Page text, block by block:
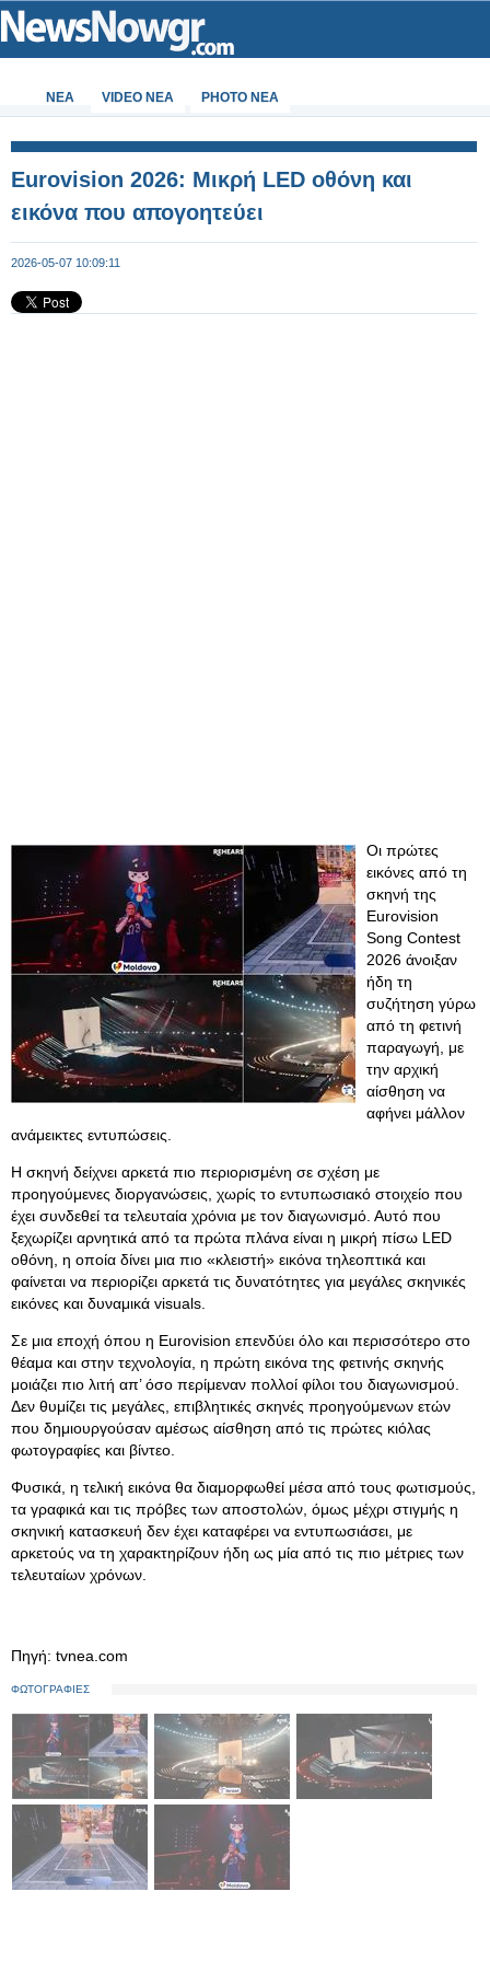
ΝΕΑ VIDEO NEA PHOTO NEA
Eurovision 2026: Μικρή LED οθόνη και
εικόνα που απογοητεύει
2026-05-07 10:09:11
Οι πρώτες
εικόνες από τη
σκηνή της
Eurovision
Song Contest
2026 άνοιξαν
ήδη τη
συζήτηση γύρω
από τη φετινή
παραγωγή, με
την αρχική
αίσθηση να
αφήνει μάλλον
ανάμεικτες εντυπώσεις.
Η σκηνή δείχνει αρκετά πιο περιορισμένη σε σχέση με
προηγούμενες διοργανώσεις, χωρίς το εντυπωσιακό στοιχείο που
έχει συνδεθεί τα τελευταία χρόνια με τον διαγωνισμό. Αυτό που
ξεχωρίζει αρνητικά από τα πρώτα πλάνα είναι η μικρή πίσω LED
οθόνη, η οποία δίνει μια πιο «κλειστή» εικόνα τηλεοπτικά και
φαίνεται να περιορίζει αρκετά τις δυνατότητες για μεγάλες σκηνικές
εικόνες και δυναμικά visuals.
Σε μια εποχή όπου η Eurovision επενδύει όλο και περισσότερο στο
θέαμα και στην τεχνολογία, η πρώτη εικόνα της φετινής σκηνής
μοιάζει πιο λιτή απ’ όσο περίμεναν πολλοί φίλοι του διαγωνισμού.
Δεν θυμίζει τις μεγάλες, επιβλητικές σκηνές προηγούμενων ετών
που δημιουργούσαν αμέσως αίσθηση από τις πρώτες κιόλας
φωτογραφίες και βίντεο.
Φυσικά, η τελική εικόνα θα διαμορφωθεί μέσα από τους φωτισμούς,
τα γραφικά και τις πρόβες των αποστολών, όμως μέχρι στιγμής η
σκηνική κατασκευή δεν έχει καταφέρει να εντυπωσιάσει, με
αρκετούς να τη χαρακτηρίζουν ήδη ως μία από τις πιο μέτριες των
τελευταίων χρόνων.
Πηγή: tvnea.com
ΦΩΤΟΓΡΑΦΙΕΣ